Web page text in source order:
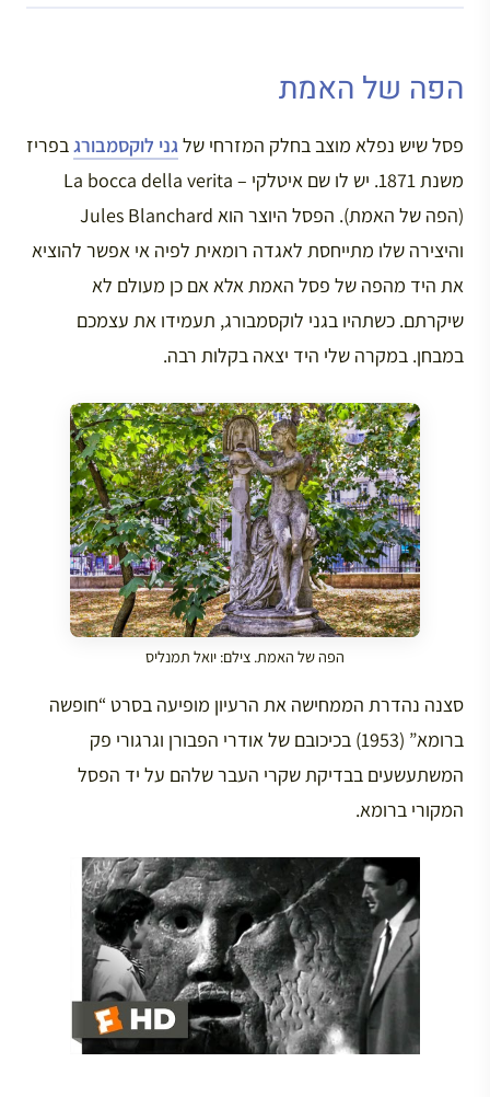
הפה של האמת
פסל שיש נפלא מוצב בחלק המזרחי שלגני לוקסמבורגבפריז
משנת 1871. יש לו שם איטלקי – La bocca della verita
(הפה של האמת). הפסל היוצר הוא Jules Blanchard
והיצירה שלו מתייחסת לאגדה רומאית לפיה אי אפשר להוציא
את היד מהפה של פסל האמת אלא אם כן מעולם לא
שיקרתם. כשתהיו בגני לוקסמבורג, תעמידו את עצמכם
במבחן. במקרה שלי היד יצאה בקלות רבה.
הפה של האמת. צילם: יואל תמנליס
סצנה נהדרת הממחישה את הרעיון מופיעה בסרט “חופשה
ברומא” (1953) בכיכובם של אודרי הפבורן וגרגורי פק
המשתעשעים בבדיקת שקרי העבר שלהם על יד הפסל
המקורי ברומא.